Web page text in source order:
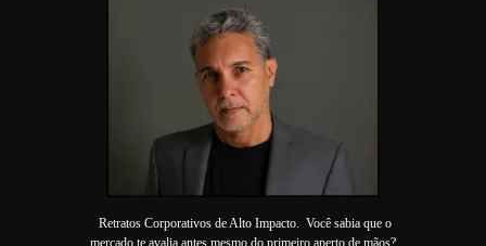
Retratos Corporativos de Alto Impacto. Você sabia que o
mercado te avalia antes mesmo do primeiro aperto de mãos?